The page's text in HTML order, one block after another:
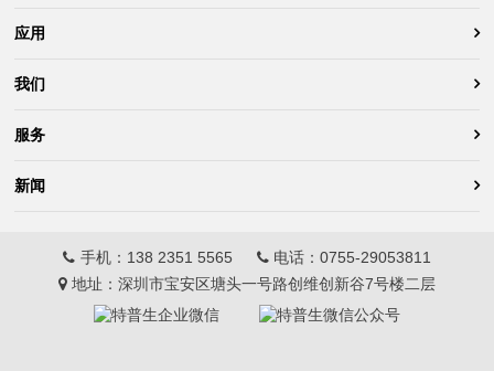
应用
我们
服务
新闻
手机： 138 2351 5565 电话： 0755-29053811
地址：深圳市宝安区塘头一号路创维创新谷7号楼二层